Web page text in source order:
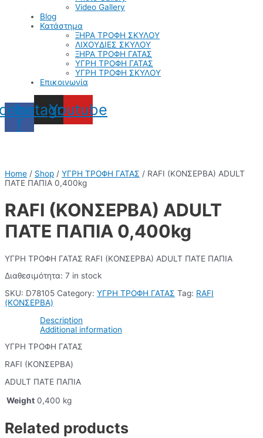
Video Gallery
Blog
Κατάστημα
ΞΗΡΑ ΤΡΟΦΗ ΣΚΥΛΟΥ
ΛΙΧΟΥΔΙΕΣ ΣΚΥΛΟΥ
ΞΗΡΑ ΤΡΟΦΗ ΓΑΤΑΣ
ΥΓΡΗ ΤΡΟΦΗ ΓΑΤΑΣ
ΥΓΡΗ ΤΡΟΦΗ ΣΚΥΛΟΥ
Επικοινωνία
f
Instagram
Youtube
Home / Shop / ΥΓΡΗ ΤΡΟΦΗ ΓΑΤΑΣ / RAFI (ΚΟΝΣΕΡΒΑ) ADULT
ΠΑΤΕ ΠΑΠΙΑ 0,400kg
RAFI (ΚΟΝΣΕΡΒΑ) ADULT
ΠΑΤΕ ΠΑΠΙΑ 0,400kg
ΥΓΡΗ ΤΡΟΦΗ ΓΑΤΑΣ RAFI (ΚΟΝΣΕΡΒΑ) ADULT ΠΑΤΕ ΠΑΠΙΑ
Διαθεσιμότητα: 7 in stock
SKU: D78105 Category: ΥΓΡΗ ΤΡΟΦΗ ΓΑΤΑΣ Tag: RAFI
(ΚΟΝΣΕΡΒΑ)
Description
Additional information
ΥΓΡΗ ΤΡΟΦΗ ΓΑΤΑΣ
RAFI (ΚΟΝΣΕΡΒΑ)
ADULT ΠΑΤΕ ΠΑΠΙΑ
Weight 0,400 kg
Related products